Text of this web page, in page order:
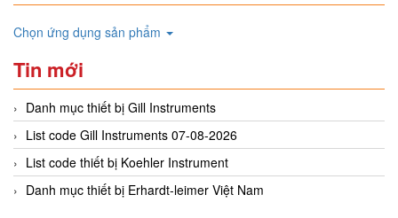
Chọn ứng dụng sản phẩm
Tin mới
Danh mục thiết bị Gill Instruments
List code Gill Instruments 07-08-2026
List code thiết bị Koehler Instrument
Danh mục thiết bị Erhardt-leimer Việt Nam